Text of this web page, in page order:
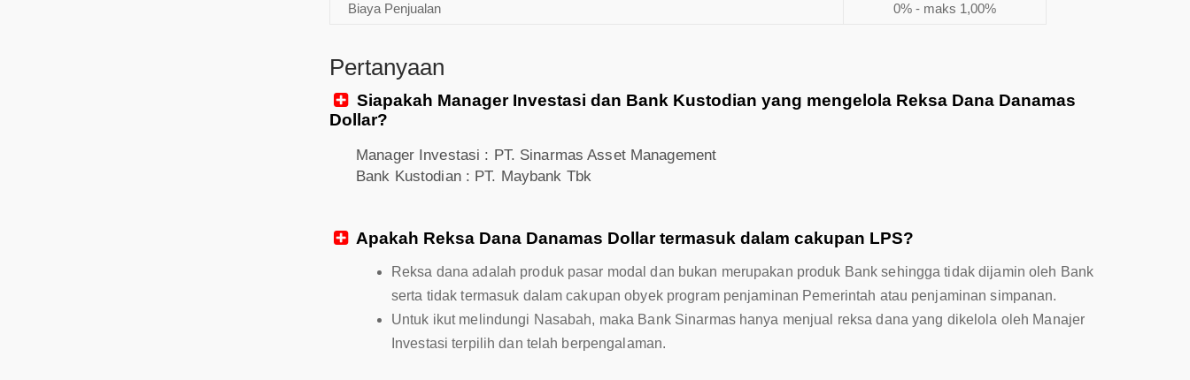
Biaya Penjualan 0% - maks 1,00%
Pertanyaan
 Siapakah Manager Investasi dan Bank Kustodian yang mengelola Reksa Dana Danamas
Dollar?
Manager Investasi : PT. Sinarmas Asset Management
Bank Kustodian : PT. Maybank Tbk
 Apakah Reksa Dana Danamas Dollar termasuk dalam cakupan LPS?
Reksa dana adalah produk pasar modal dan bukan merupakan produk Bank sehingga tidak dijamin oleh Bank
serta tidak termasuk dalam cakupan obyek program penjaminan Pemerintah atau penjaminan simpanan.
Untuk ikut melindungi Nasabah, maka Bank Sinarmas hanya menjual reksa dana yang dikelola oleh Manajer
Investasi terpilih dan telah berpengalaman.